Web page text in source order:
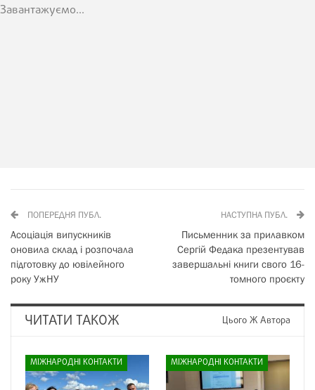
Завантажуємо...
ПОПЕРЕДНЯ ПУБЛ.
Асоціація випускників
оновила склад і розпочала
підготовку до ювілейного
року УжНУ
НАСТУПНА ПУБЛ.
Письменник за прилавком
Сергій Федака презентував
завершальні книги свого 16-
томного проєкту
ЧИТАТИ ТАКОЖ Цього Ж Автора
МІЖНАРОДНІ КОНТАКТИ МІЖНАРОДНІ КОНТАКТИ